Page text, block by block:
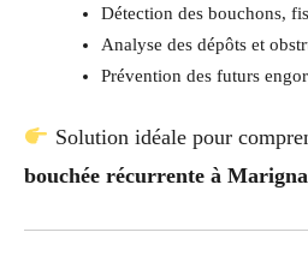
Détection des bouchons,
Analyse des dépôts et
Prévention des futurs
Solution idéale pour
bouchée récurrente à